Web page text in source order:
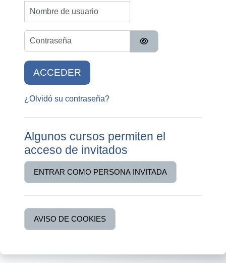
Nombre de usuario
Contraseña
ACCEDER
¿Olvidó su contraseña?
Algunos cursos permiten el
acceso de invitados
ENTRAR COMO PERSONA INVITADA
AVISO DE COOKIES